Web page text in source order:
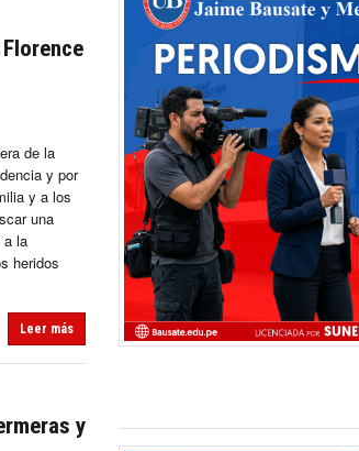
de la
y por
y a los
una
a la
heridos
Leer más
y